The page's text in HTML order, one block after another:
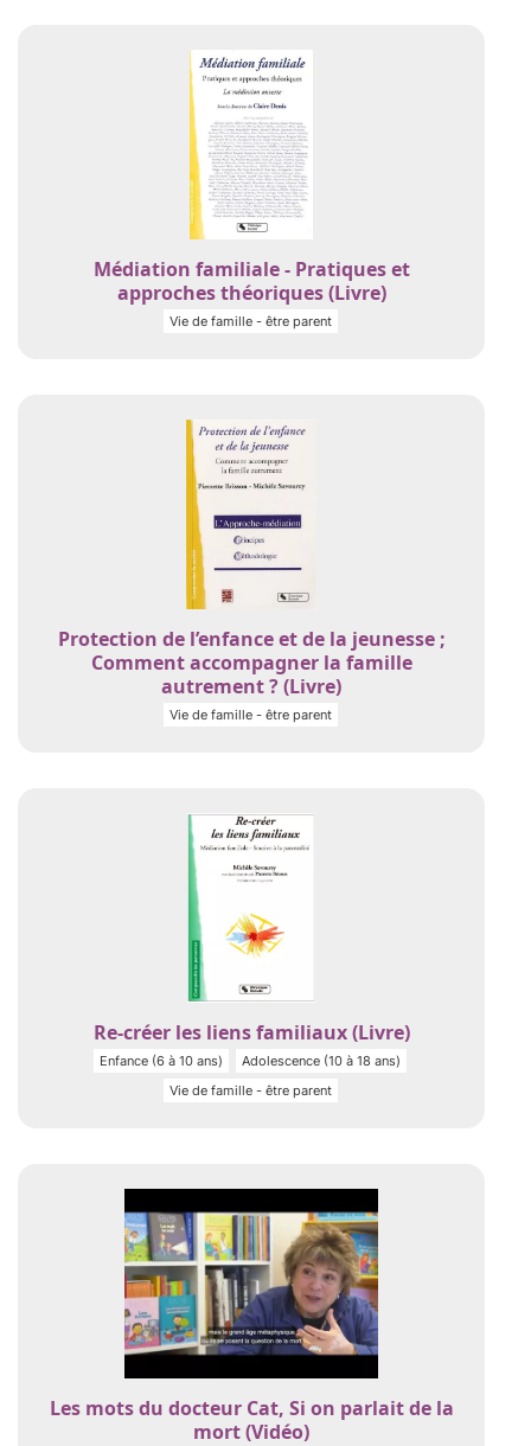
Médiation familiale - Pratiques et
approches théoriques (Livre)
Vie de famille - être parent
Protection de l’enfance et de la jeunesse ;
Comment accompagner la famille
autrement ? (Livre)
Vie de famille - être parent
Re-créer les liens familiaux (Livre)
Enfance (6 à 10 ans)
Adolescence (10 à 18 ans)
Vie de famille - être parent
Les mots du docteur Cat, Si on parlait de la
mort (Vidéo)